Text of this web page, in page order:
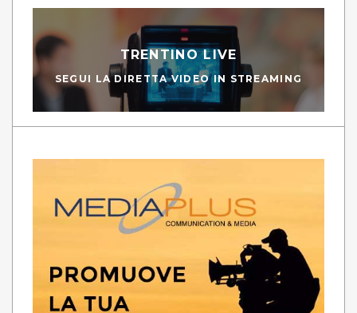
TRENTINO LIVE
SEGUI LA DIRETTA VIDEO IN STREAMING